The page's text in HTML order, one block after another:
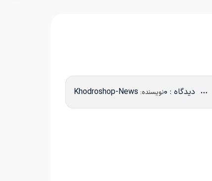
دیدگاه : 0 نویسنده: Khodroshop-News